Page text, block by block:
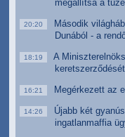
megállítsa a
20:20
Második
Dunából - a
18:19
A
keretszerződését
16:21 Megérkezett az
14:26
Újabb két
ingatlanmaffia